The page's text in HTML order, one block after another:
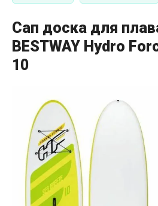
Сап доска для
BESTWAY Hydro
10